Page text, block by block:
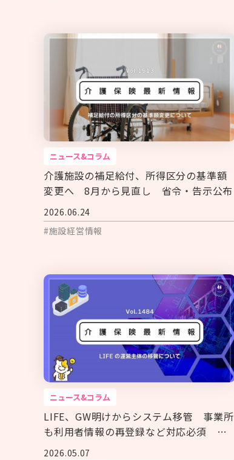
ニュース&コラム
介護施設の補足給付、所得区分の基準額
変更へ 8月から見直し 省令・告示公布
2026.06.24
#施設経営情報
ニュース&コラム
LIFE、GW明けからシステム移管 事業所
も利用者情報の再登録など対応必須 厚
労省通知
2026.05.07